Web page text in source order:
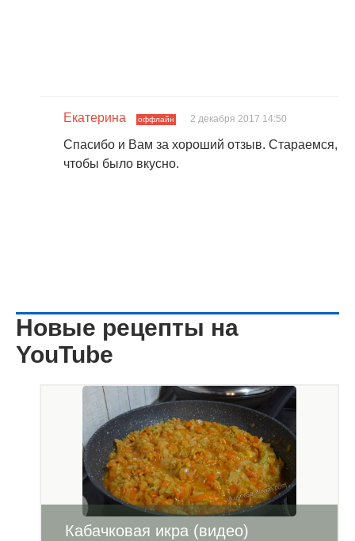
Екатерина оффлайн 2 декабря 2017 14:50
Спасибо и Вам за хороший отзыв. Стараемся,
чтобы было вкусно.
Новые рецепты на
YouTube
Кабачковая икра (видео)